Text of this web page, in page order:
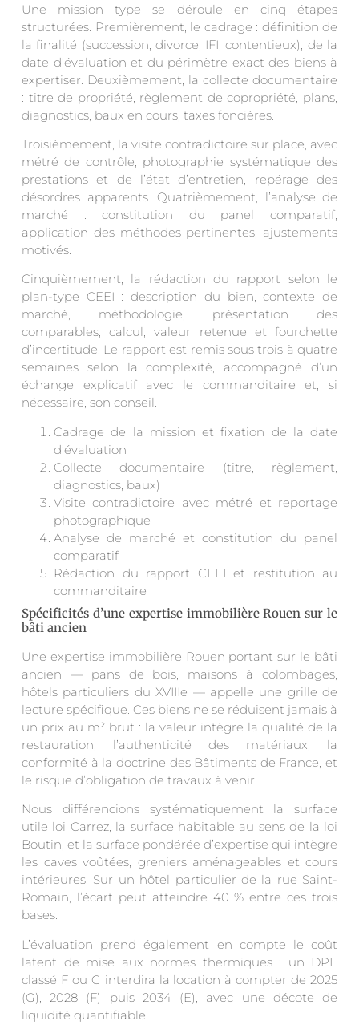
Une mission type se déroule en cinq étapes
structurées. Premièrement, le cadrage : définition de
la finalité (succession, divorce, IFI, contentieux), de la
date d’évaluation et du périmètre exact des biens à
expertiser. Deuxièmement, la collecte documentaire
: titre de propriété, règlement de copropriété, plans,
diagnostics, baux en cours, taxes foncières.
Troisièmement, la visite contradictoire sur place, avec
métré de contrôle, photographie systématique des
prestations et de l’état d’entretien, repérage des
désordres apparents. Quatrièmement, l’analyse de
marché : constitution du panel comparatif,
application des méthodes pertinentes, ajustements
motivés.
Cinquièmement, la rédaction du rapport selon le
plan-type CEEI : description du bien, contexte de
marché, méthodologie, présentation des
comparables, calcul, valeur retenue et fourchette
d’incertitude. Le rapport est remis sous trois à quatre
semaines selon la complexité, accompagné d’un
échange explicatif avec le commanditaire et, si
nécessaire, son conseil.
Cadrage de la mission et fixation de la date
d’évaluation
Collecte documentaire (titre, règlement,
diagnostics, baux)
Visite contradictoire avec métré et reportage
photographique
Analyse de marché et constitution du panel
comparatif
Rédaction du rapport CEEI et restitution au
commanditaire
Spécificités d’une expertise immobilière Rouen sur le
bâti ancien
Une expertise immobilière Rouen portant sur le bâti
ancien — pans de bois, maisons à colombages,
hôtels particuliers du XVIIIe — appelle une grille de
lecture spécifique. Ces biens ne se réduisent jamais à
un prix au m² brut : la valeur intègre la qualité de la
restauration, l’authenticité des matériaux, la
conformité à la doctrine des Bâtiments de France, et
le risque d’obligation de travaux à venir.
Nous différencions systématiquement la surface
utile loi Carrez, la surface habitable au sens de la loi
Boutin, et la surface pondérée d’expertise qui intègre
les caves voûtées, greniers aménageables et cours
intérieures. Sur un hôtel particulier de la rue Saint-
Romain, l’écart peut atteindre 40 % entre ces trois
bases.
L’évaluation prend également en compte le coût
latent de mise aux normes thermiques : un DPE
classé F ou G interdira la location à compter de 2025
(G), 2028 (F) puis 2034 (E), avec une décote de
liquidité quantifiable.